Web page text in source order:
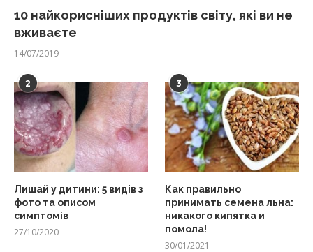
10 найкорисніших продуктів світу, які ви не
вживаєте
14/07/2019
2
Лишай у дитини: 5 видів з
фото та описом
симптомів
27/10/2020
3
Как правильно
принимать семена льна:
никакого кипятка и
помола!
30/01/2021